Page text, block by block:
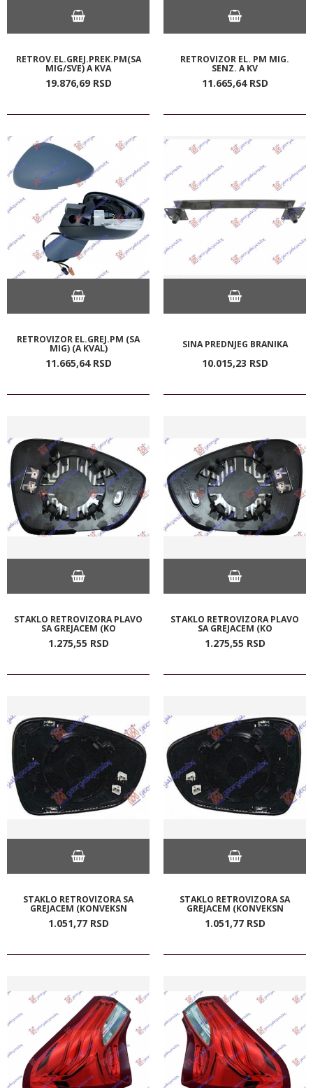
RETROV.EL.GREJ.PREK.PM(SA
MIG/SVE) A KVA
19.876,69 RSD
RETROVIZOR EL. PM MIG.
SENZ. A KV
11.665,64 RSD
RETROVIZOR EL.GREJ.PM (SA
MIG) (A KVAL)
11.665,64 RSD
SINA PREDNJEG BRANIKA
10.015,23 RSD
STAKLO RETROVIZORA PLAVO
SA GREJACEM (KO
1.275,55 RSD
STAKLO RETROVIZORA PLAVO
SA GREJACEM (KO
1.275,55 RSD
STAKLO RETROVIZORA SA
GREJACEM (KONVEKSN
1.051,77 RSD
STAKLO RETROVIZORA SA
GREJACEM (KONVEKSN
1.051,77 RSD